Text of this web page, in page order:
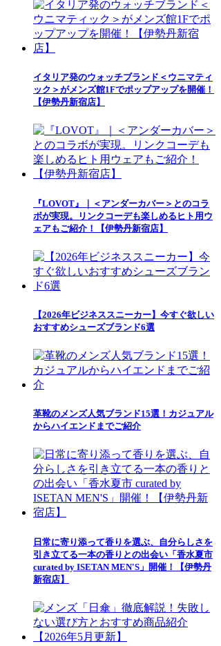
イタリア発のウォッチブランド＜ウニマティ
ック＞がメンズ館1Fでポップアップを開催！
【伊勢丹新宿店】
『LOVOT』｜＜アンダーカバー＞とのコラ
ボが実現。リンクコーデも楽しめるヒト用ウ
ェアもご紹介！【伊勢丹新宿店】
【2026年ビジネススニーカー】今すぐ欲しい
おすすめシューズブランド6選
革靴のメンズ人気ブランド15選！カジュアル
からハイエンドまでご紹介
日常に寄り添って香りを選ぶ、自分らしさを
引き立てる一本の香りとの出会い「香水夏市
curated by ISETAN MEN'S」開催！【伊勢丹
新宿店】